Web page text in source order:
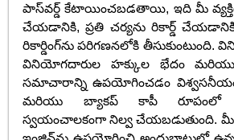
పాస్‌వర్డ్ కేటాయించబడతాయి, ఇది మీ
చేయడానికి, ప్రతి చర్యను రికార్డ్
రికార్డింగ్‌ను పరిగణనలోకి తీసుకుంటుంది.
వినియోగదారుల హక్కుల భేదం మరియు
సమాచారాన్ని ఉపయోగించడం విశ్వసనీయంగా
మరియు బ్యాకప్ కాపీ రూపంలో
స్వయంచాలకంగా నిల్వ చేయబడుతుంది.